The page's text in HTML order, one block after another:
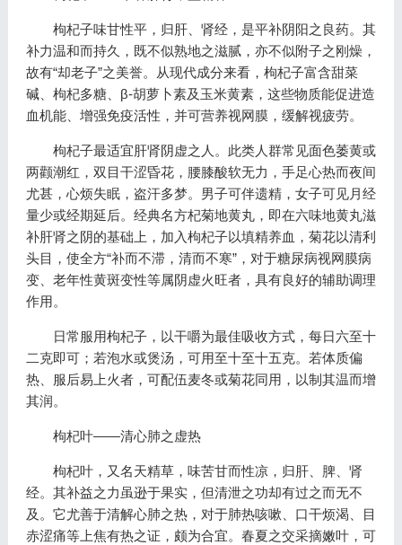
枸杞子味甘性平，归肝、肾经，是平补阴阳之良药。其
补力温和而持久，既不似熟地之滋腻，亦不似附子之刚燥，
故有“却老子”之美誉。从现代成分来看，枸杞子富含甜菜
碱、枸杞多糖、β-胡萝卜素及玉米黄素，这些物质能促进造
血机能、增强免疫活性，并可营养视网膜，缓解视疲劳。
枸杞子最适宜肝肾阴虚之人。此类人群常见面色萎黄或
两颧潮红，双目干涩昏花，腰膝酸软无力，手足心热而夜间
尤甚，心烦失眠，盗汗多梦。男子可伴遗精，女子可见月经
量少或经期延后。经典名方杞菊地黄丸，即在六味地黄丸滋
补肝肾之阴的基础上，加入枸杞子以填精养血，菊花以清利
头目，使全方“补而不滞，清而不寒”，对于糖尿病视网膜病
变、老年性黄斑变性等属阴虚火旺者，具有良好的辅助调理
作用。
日常服用枸杞子，以干嚼为最佳吸收方式，每日六至十
二克即可；若泡水或煲汤，可用至十至十五克。若体质偏
热、服后易上火者，可配伍麦冬或菊花同用，以制其温而增
其润。
枸杞叶——清心肺之虚热
枸杞叶，又名天精草，味苦甘而性凉，归肝、脾、肾
经。其补益之力虽逊于果实，但清泄之功却有过之而无不
及。它尤善于清解心肺之热，对于肺热咳嗽、口干烦渴、目
赤涩痛等上焦有热之证，颇为合宜。春夏之交采摘嫩叶，可